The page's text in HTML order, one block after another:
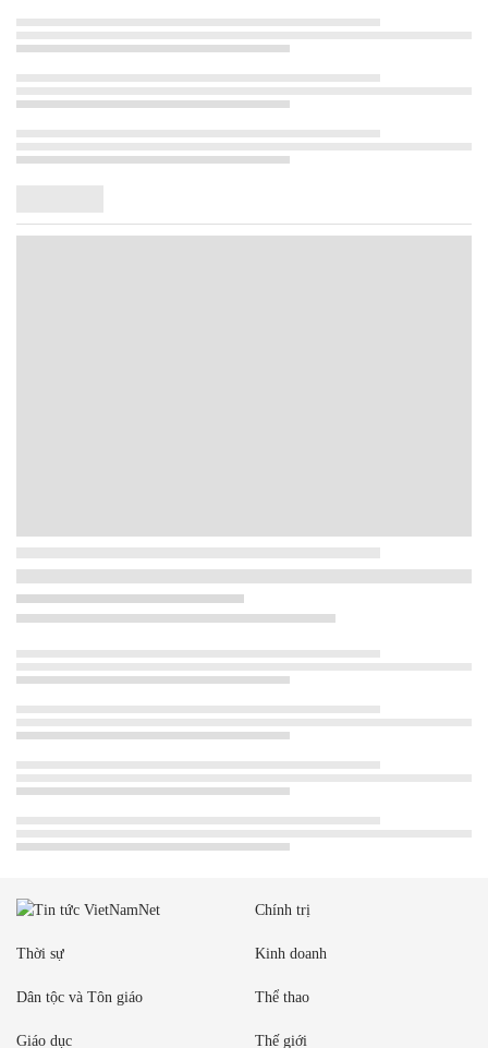
Chính trị
Thời sự Kinh doanh
Dân tộc và Tôn giáo Thể thao
Giáo dục Thế giới